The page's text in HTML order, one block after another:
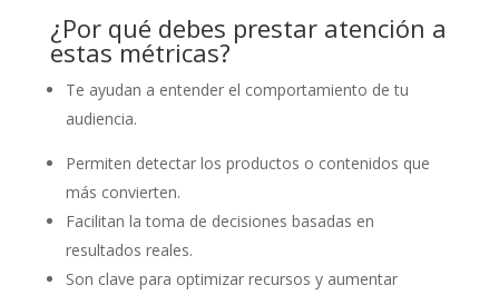
¿Por qué debes prestar atención a
estas métricas?
Te ayudan a entender el comportamiento de tu
audiencia.
Permiten detectar los productos o contenidos que
más convierten.
Facilitan la toma de decisiones basadas en
resultados reales.
Son clave para optimizar recursos y aumentar